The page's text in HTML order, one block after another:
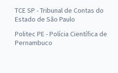
TCE SP - Tribunal de Contas do
Estado de São Paulo
Politec PE - Polícia Científica de
Pernambuco